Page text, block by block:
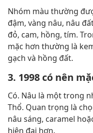
Nhóm màu thường
đậm, vàng nâu, nâu
đỏ, cam, hồng, tím.
mặc hơn thường là
gạch và hồng đất.
3. 1998 có nên
Có. Nâu là một trong
Thổ. Quan trọng là
nâu sáng, caramel
hiện đại hơn.